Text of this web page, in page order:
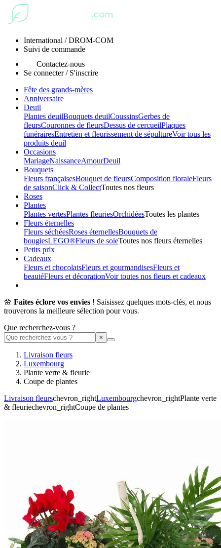
International / DROM-COM
Suivi de commande
Contactez-nous
Se connecter / S'inscrire
Fête des grands-mères
Anniversaire
Deuil
Plantes deuilBouquets deuilCoussinsGerbes de
fleursCouronnes de fleursDessus de cercueilPlaques
funérairesEntretien et fleurissement de sépultureVoir tous les
produits deuil
Occasions
MariageNaissanceAmourDeuil
Bouquets
Fleurs françaisesBouquet de fleursComposition floraleFleurs
de saisonClick & CollectToutes nos fleurs
Roses
Plantes
Plantes vertesPlantes fleuriesOrchidéesToutes les plantes
Fleurs éternelles
Fleurs séchéesRoses éternellesBouquets de
bougiesLEGO®Fleurs de soieToutes nos fleurs éternelles
Petits prix
Cadeaux
Fleurs et chocolatsFleurs et gourmandisesFleurs et
beautéFleurs et décorationVoir toutes nos fleurs et cadeaux
🌼 Faites éclore vos envies ! Saisissez quelques mots-clés, et nous
trouverons la meilleure sélection pour vous.
Que recherchez-vous ?
Livraison fleurs
Luxembourg
Plante verte & fleurie
Coupe de plantes
Livraison fleurschevron_rightLuxembourgchevron_rightPlante verte
& fleuriechevron_rightCoupe de plantes